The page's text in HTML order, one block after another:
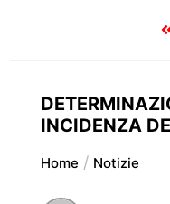
INCIDENZA
Home Notizie